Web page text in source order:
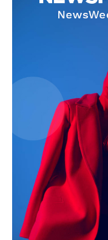
Nosotros